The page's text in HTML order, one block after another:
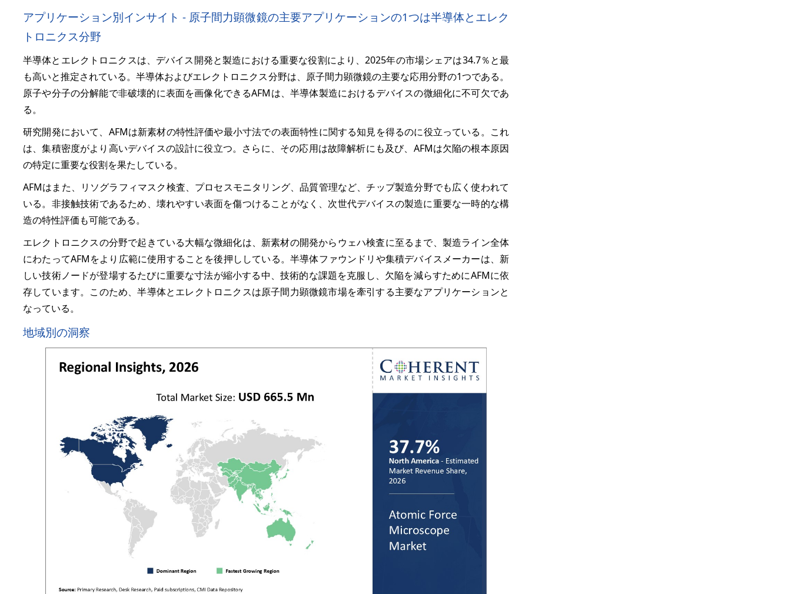
アプリケーション別インサイト - 原子間力顕微鏡の主要アプリケーションの1つは半導体とエレク
トロニクス分野
半導体とエレクトロニクスは、デバイス開発と製造における重要な役割により、2025年の市場シェアは34.7％と最
も高いと推定されている。半導体およびエレクトロニクス分野は、原子間力顕微鏡の主要な応用分野の1つである。
原子や分子の分解能で非破壊的に表面を画像化できるAFMは、半導体製造におけるデバイスの微細化に不可欠であ
る。
研究開発において、AFMは新素材の特性評価や最小寸法での表面特性に関する知見を得るのに役立っている。これ
は、集積密度がより高いデバイスの設計に役立つ。さらに、その応用は故障解析にも及び、AFMは欠陥の根本原因
の特定に重要な役割を果たしている。
AFMはまた、リソグラフィマスク検査、プロセスモニタリング、品質管理など、チップ製造分野でも広く使われて
いる。非接触技術であるため、壊れやすい表面を傷つけることがなく、次世代デバイスの製造に重要な一時的な構
造の特性評価も可能である。
エレクトロニクスの分野で起きている大幅な微細化は、新素材の開発からウェハ検査に至るまで、製造ライン全体
にわたってAFMをより広範に使用することを後押ししている。半導体ファウンドリや集積デバイスメーカーは、新
しい技術ノードが登場するたびに重要な寸法が縮小する中、技術的な課題を克服し、欠陥を減らすためにAFMに依
存しています。このため、半導体とエレクトロニクスは原子間力顕微鏡市場を牽引する主要なアプリケーションと
なっている。
地域別の洞察